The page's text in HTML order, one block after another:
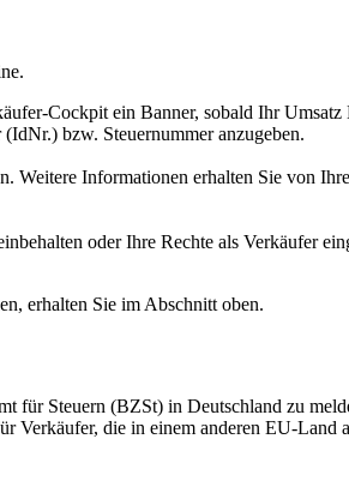
Cockpit ein Banner, sobald Ihr
bzw. Steuernummer anzugeben.
Weitere Informationen erhalten Sie von
oder Ihre Rechte als Verkäufer
erhalten Sie im Abschnitt oben.
für Steuern (BZSt) in Deutschland zu
die in einem anderen EU-Land